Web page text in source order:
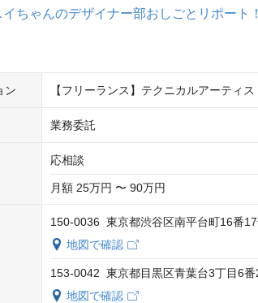
イちゃんのデザイナー部おしごとリポー
ン 【フリーランス】テクニカルアーティ
業務委託
応相談
月額 25万円 〜 90万円
150-0036 東京都渋谷区南平台町16番
地図で確認
153-0042 東京都目黒区青葉台3丁目6
地図で確認